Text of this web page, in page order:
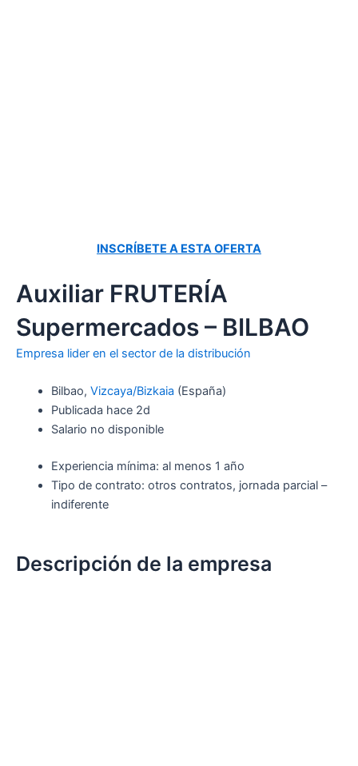
INSCRÍBETE A ESTA OFERTA
Auxiliar FRUTERÍA
Supermercados – BILBAO
Empresa lider en el sector de la distribución
Bilbao, Vizcaya/Bizkaia (España)
Publicada hace 2d
Salario no disponible
Experiencia mínima: al menos 1 año
Tipo de contrato: otros contratos, jornada parcial –
indiferente
Descripción de la empresa